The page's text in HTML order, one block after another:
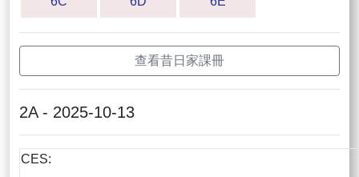
查看昔日家課冊
2A - 2025-10-13
CES: